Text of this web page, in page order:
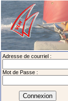
Adresse de courriel :
Mot de Passe :